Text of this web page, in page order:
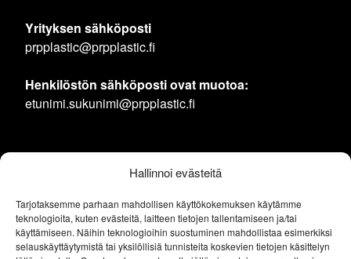
Hallinnoi evästeitä
Tarjotaksemme parhaan mahdollisen käyttökokemuksen käytämme
teknologioita, kuten evästeitä, laitteen tietojen tallentamiseen ja/tai
käyttämiseen. Näihin teknologioihin suostuminen mahdollistaa esimerkiksi
selauskäyttäytymistä tai yksilöllisiä tunnisteita koskevien tietojen käsittelyn
Yrityksen sähköposti
prpplastic@prpplastic.fi
Henkilöstön sähköposti ovat muotoa:
etunimi.sukunimi@prpplastic.fi